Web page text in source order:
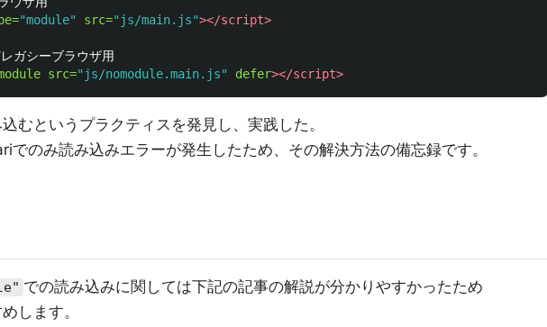
"module" src="js/main.js"></script>
src="js/nomodule.main.js" defer></script>
むというプラクティスを発見し、実践した。
でのみ読み込みエラーが発生したため、その解決方法の備忘録です。
での読み込みに関しては下記の記事の解説が分かりやすかったため
します。